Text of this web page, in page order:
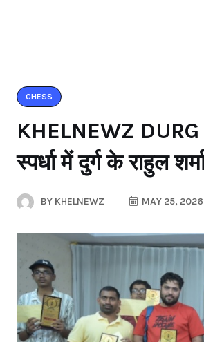
CHESS
KHELNEWZ DURG
स्पर्धा में दुर्ग के राहुल
BY KHELNEWZ MAY 25, 2026